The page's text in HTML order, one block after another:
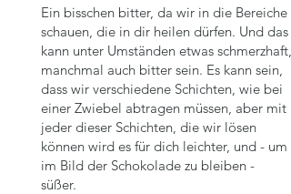
Ein bisschen bitter, da wir in die Bereiche
schauen, die in dir heilen dürfen. Und das
kann unter Umständen etwas schmerzhaft,
manchmal auch bitter sein. Es kann sein,
dass wir verschiedene Schichten, wie bei
einer Zwiebel abtragen müssen, aber mit
jeder dieser Schichten, die wir lösen
können wird es für dich leichter, und - um
im Bild der Schokolade zu bleiben -
süßer.